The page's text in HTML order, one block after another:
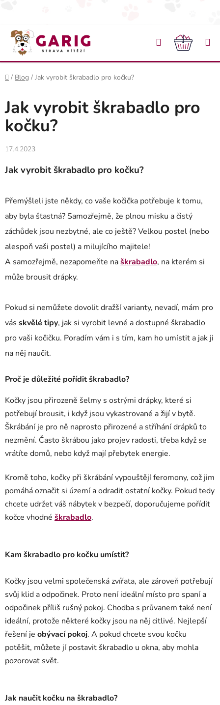
Přejít na obsah
Hledat
Domů
/ Blog / Jak vyrobit škrabadlo pro kočku?
Jak vyrobit škrabadlo pro
kočku?
17.4.2023
Jak vyrobit škrabadlo pro kočku?
Přemýšleli jste někdy, co vaše kočička potřebuje k tomu,
aby byla šťastná? Samozřejmě, že plnou misku a čistý
záchůdek jsou nezbytné, ale co ještě? Velkou postel (nebo
alespoň vaši postel) a milujícího majitele!
A samozřejmě, nezapomeňte naškrabadlo, na kterém si
může brousit drápky.
Pokud si nemůžete dovolit dražší varianty, nevadí, mám pro
vás skvělé tipy, jak si vyrobit levné a dostupné škrabadlo
pro vaši kočičku. Poradím vám i s tím, kam ho umístit a jak ji
na něj naučit.
Proč je důležité pořídit škrabadlo?
Kočky jsou přirozeně šelmy s ostrými drápky, které si
potřebují brousit, i když jsou vykastrované a žijí v bytě.
Škrábání je pro ně naprosto přirozené a stříhání drápků to
nezmění. Často škrábou jako projev radosti, třeba když se
vrátíte domů, nebo když mají přebytek energie.
Kromě toho, kočky při škrábání vypouštějí feromony, což jim
pomáhá označit si území a odradit ostatní kočky. Pokud tedy
chcete udržet váš nábytek v bezpečí, doporučujeme pořídit
kočce vhodné škrabadlo.
Kam škrabadlo pro kočku umístit?
Kočky jsou velmi společenská zvířata, ale zároveň potřebují
svůj klid a odpočinek. Proto není ideální místo pro spaní a
odpočinek příliš rušný pokoj. Chodba s průvanem také není
ideální, protože některé kočky jsou na něj citlivé. Nejlepší
řešení je obývací pokoj. A pokud chcete svou kočku
potěšit, můžete jí postavit škrabadlo u okna, aby mohla
pozorovat svět.
Jak naučit kočku na škrabadlo?